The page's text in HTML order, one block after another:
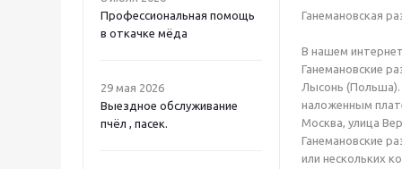
Профессиональная помощь
в откачке мёда
29 мая 2026
Выездное обслуживание
пчёл , пасек.
Ганемановская
В нашем
Ганемановские
Лысонь (Польша).
наложенным
Москва, улица
Ганемановские
или нескольких